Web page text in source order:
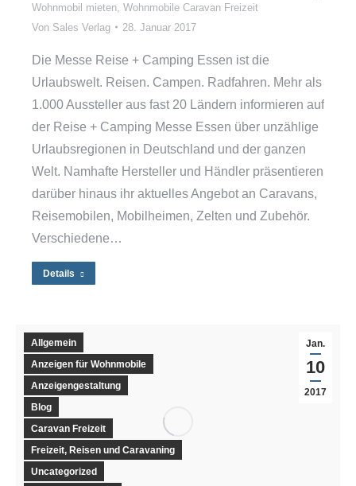
Wohnmobil mieten Wohnmobile Caravan Freizeit
Von Sales Verlag 28. Januar 2017
Die Messe Reise + Camping Essen ist die
Urlaubswelt. Reisen. Campen. Radfahren. Mehr als
1.000 Aussteller aus fast 20 Ländern informieren auf
der Reise + Camping Messe Essen über unzählige
Urlaubsregionen in Deutschland und der ganzen
Welt. Namhafte Hersteller und Händler präsentieren
darüber hinaus ihr aktuelles Angebot an Caravans,
Reisemobilen, Mobilheimen, Zelten und Zubehör.
Verschiedene…
Details
Jan.
10
2017
Allgemein
Anzeigen für Wohnmobile
Anzeigengestaltung
Blog
Caravan Freizeit
Freizeit, Reisen und Caravaning
Uncategorized